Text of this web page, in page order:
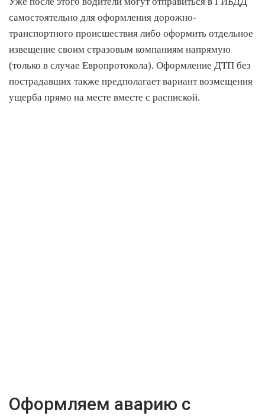
самостоятельно для оформления дорожно-
транспортного происшествия либо оформить отдельное
извещение своим стразовым компаниям напрямую
(только в случае Европротокола). Оформление ДТП без
пострадавших также предполагает вариант возмещения
ущерба прямо на месте вместе с распиской.
Оформляем аварию с